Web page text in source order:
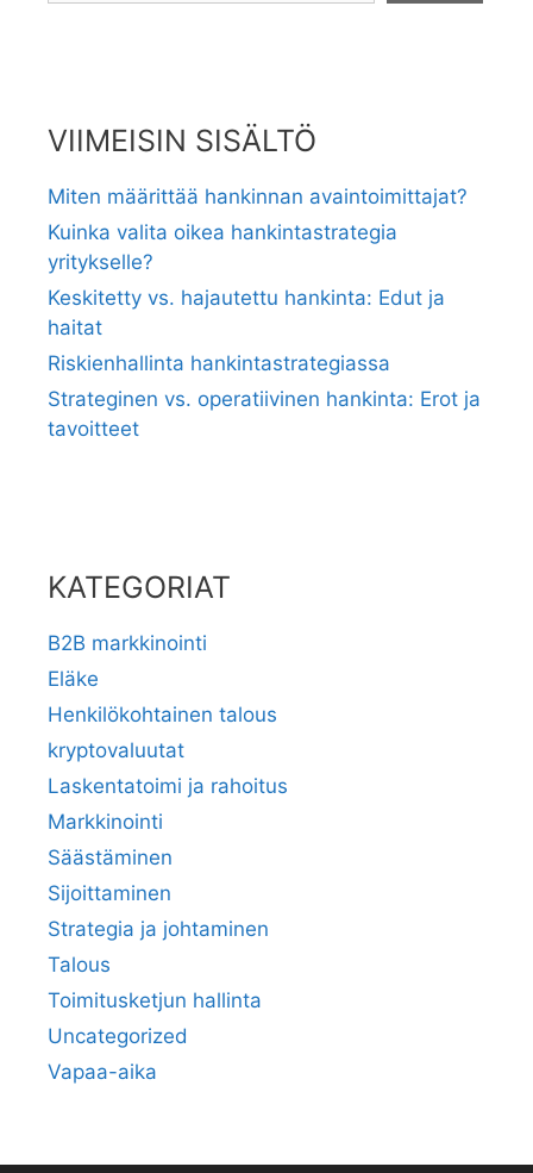
VIIMEISIN SISÄLTÖ
Miten määrittää hankinnan avaintoimittajat?
Kuinka valita oikea hankintastrategia
yritykselle?
Keskitetty vs. hajautettu hankinta: Edut ja
haitat
Riskienhallinta hankintastrategiassa
Strateginen vs. operatiivinen hankinta: Erot ja
tavoitteet
KATEGORIAT
B2B markkinointi
Eläke
Henkilökohtainen talous
kryptovaluutat
Laskentatoimi ja rahoitus
Markkinointi
Säästäminen
Sijoittaminen
Strategia ja johtaminen
Talous
Toimitusketjun hallinta
Uncategorized
Vapaa-aika